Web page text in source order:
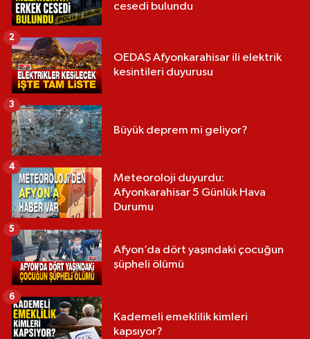
cesedi bulundu
OEDAŞ Afyonkarahisar ili elektrik
kesintileri duyurusu
2
Büyük deprem mi geliyor?
3
Meteoroloji duyurdu:
Afyonkarahisar 5 Günlük Hava
Durumu
4
Afyon’da dört yaşındaki çocuğun
şüpheli ölümü
5
Kademeli emeklilik kimleri
kapsıyor?
6